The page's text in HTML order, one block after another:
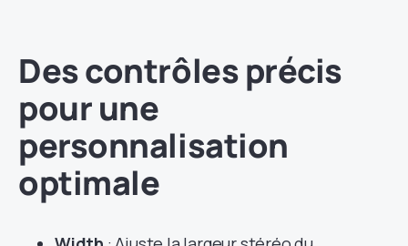
Des contrôles précis
pour une
personnalisation
optimale